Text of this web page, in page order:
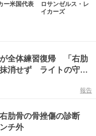
ー米国代表
ロサンゼルス・レ
イカーズ
が全体練習復帰 「右肋
消せず ライトの守備
報告
肋骨の骨挫傷の診断
チ外